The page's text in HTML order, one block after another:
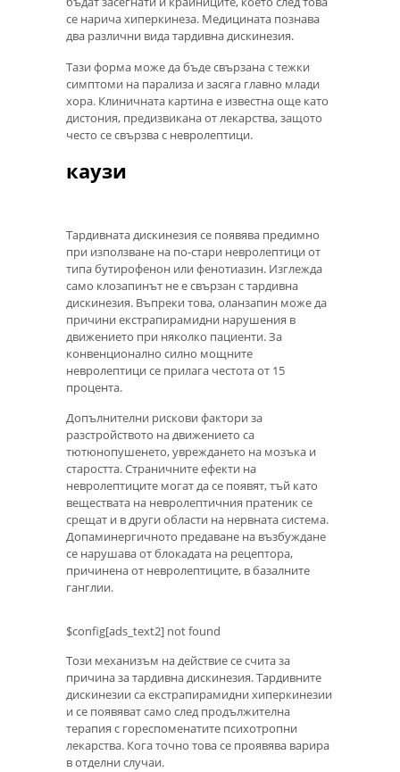
се нарича хиперкинеза. Медицината познава
два различни вида тардивна дискинезия.
Тази форма може да бъде свързана с тежки
симптоми на парализа и засяга главно млади
хора. Клиничната картина е известна още като
дистония, предизвикана от лекарства, защото
често се свързва с невролептици.
каузи
Тардивната дискинезия се появява предимно
при използване на по-стари невролептици от
типа бутирофенон или фенотиазин. Изглежда
само клозапинът не е свързан с тардивна
дискинезия. Въпреки това, оланзапин може да
причини екстрапирамидни нарушения в
движението при няколко пациенти. За
конвенционално силно мощните
невролептици се прилага честота от 15
процента.
Допълнителни рискови фактори за
разстройството на движението са
тютюнопушенето, увреждането на мозъка и
старостта. Страничните ефекти на
невролептиците могат да се появят, тъй като
веществата на невролептичния пратеник се
срещат и в други области на нервната система.
Допаминергичното предаване на възбуждане
се нарушава от блокадата на рецептора,
причинена от невролептиците, в базалните
ганглии.
$config[ads_text2] not found
Този механизъм на действие се счита за
причина за тардивна дискинезия. Тардивните
дискинезии са екстрапирамидни хиперкинезии
и се появяват само след продължителна
терапия с гореспоменатите психотропни
лекарства. Кога точно това се проявява варира
в отделни случаи.